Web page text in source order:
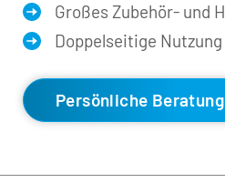
Großes Zubehör- und
Doppelseitige
Persönliche